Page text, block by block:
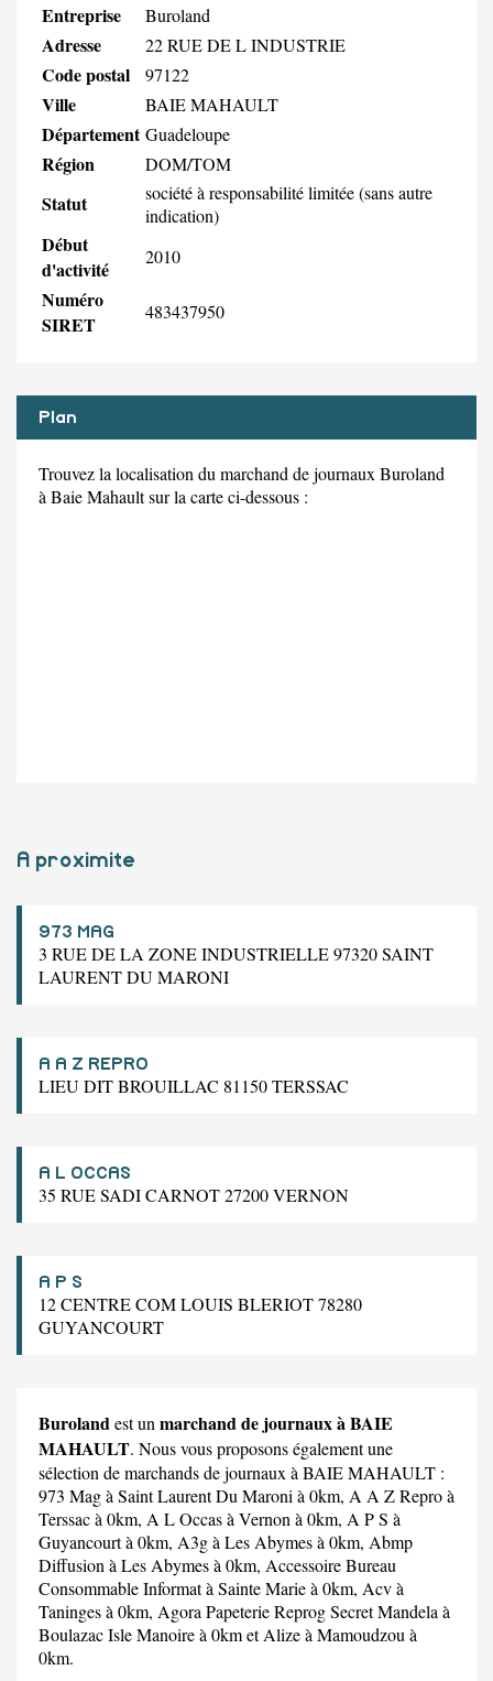
Entreprise Buroland
Adresse 22 RUE DE L INDUSTRIE
Code postal 97122
Ville BAIE MAHAULT
Département Guadeloupe
Région DOM/TOM
Statut
société à responsabilité limitée (sans autre
indication)
Début
d'activité
2010
Numéro
SIRET
483437950
Plan
Trouvez la localisation du marchand de journaux Buroland
à Baie Mahault sur la carte ci-dessous :
A proximite
973 MAG
3 RUE DE LA ZONE INDUSTRIELLE 97320 SAINT
LAURENT DU MARONI
A A Z REPRO
LIEU DIT BROUILLAC 81150 TERSSAC
A L OCCAS
35 RUE SADI CARNOT 27200 VERNON
A P S
12 CENTRE COM LOUIS BLERIOT 78280
GUYANCOURT
Burolandest un marchand de journaux à BAIE
MAHAULT. Nous vous proposons également une
sélection de marchands de journaux à BAIE MAHAULT :
973 Magà Saint Laurent Du Maroni à 0km, A A Z Reproà
Terssac à 0km, A L Occasà Vernon à 0km, A P S à
Guyancourt à 0km, A3gà Les Abymes à 0km, Abmp
Diffusion à Les Abymes à 0km, Accessoire Bureau
Consommable Informatà Sainte Marie à 0km, Acvà
Taninges à 0km, Agora Papeterie Reprog Secret Mandela à
Boulazac Isle Manoire à 0km etAlizeà Mamoudzou à
0km.